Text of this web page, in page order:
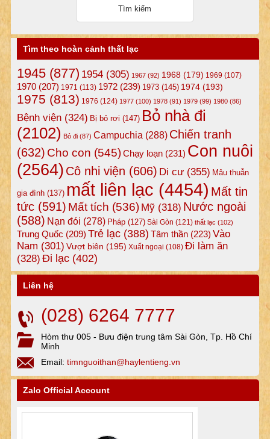
Tìm theo hoàn cảnh thất lạc
1945(877) 1954(305) 1967(92) 1968(179) 1969 (107)
1970(207) 1971 (113) 1972(239) 1973(145) 1974(193)
1975 (813) 1976 (124) 1977(100) 1978(91) 1979(99) 1980(86)
Bệnh viện(324) Bị bỏ rơi (147) Bỏ nhà đi
(2102) Bỏ đi(87) Campuchia (288) Chiến tranh
(632) Cho con (545)Chạy loạn(231) Con nuôi
(2564) Cô nhi viện (606) Di cư(355) Mâu thuẫn
gia đình(137) mất liên lạc (4454) Mất tin
tức(591) Mất tích (536) Mỹ(318) Nước ngoài
(588) Nạn đói (278) Pháp(127) Sài Gòn (121) thất lạc (102)
Trung Quốc (209) Trẻ lạc(388) Tâm thần(223) Vào
Nam (301) Vượt biên (195) Xuất ngoại (108) Đi làm ăn
(328) Đi lạc(402)
Liên hệ
(028) 6264 7777
Hòm thư 005 - Bưu điện trung tâm Sài Gòn, Tp. Hồ Chí
Minh
Email: timnguoithan@haylentieng.vn
Zalo Official Account